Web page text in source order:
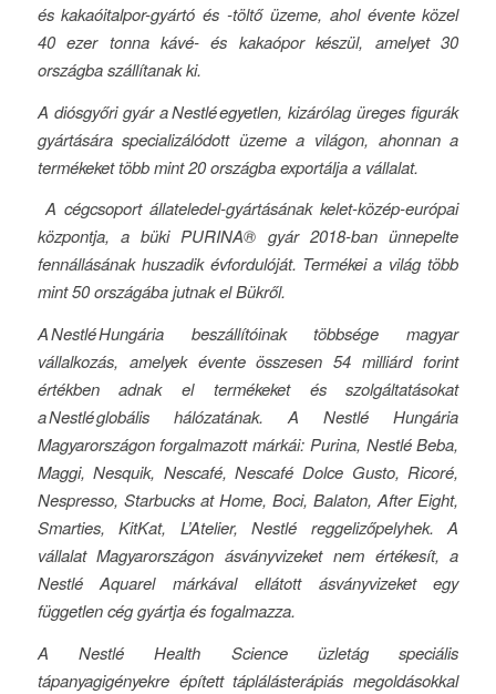
és kakaóitalpor-gyártó és -töltő üzeme, ahol évente közel
40 ezer tonna kávé- és kakaópor készül, amelyet 30
országba szállítanak ki.
A diósgyőri gyár aNestléegyetlen, kizárólag üreges figurák
gyártására specializálódott üzeme a világon, ahonnan a
termékeket több mint 20 országba exportálja a vállalat.
A cégcsoport állateledel-gyártásának kelet-közép-európai
központja, a büki PURINA® gyár 2018-ban ünnepelte
fennállásának huszadik évfordulóját. Termékei a világ több
mint 50 országába jutnak el Bükről.
ANestléHungária beszállítóinak többsége magyar
vállalkozás, amelyek évente összesen 54 milliárd forint
értékben adnak el termékeket és szolgáltatásokat
aNestléglobális hálózatának. A Nestlé Hungária
Magyarországon forgalmazott márkái: Purina, Nestlé Beba,
Maggi, Nesquik, Nescafé, Nescafé Dolce Gusto, Ricoré,
Nespresso, Starbucks at Home, Boci, Balaton, After Eight,
Smarties, KitKat, L’Atelier, Nestlé reggelizőpelyhek. A
vállalat Magyarországon ásványvizeket nem értékesít, a
Nestlé Aquarel márkával ellátott ásványvizeket egy
független cég gyártja és fogalmazza.
A Nestlé Health Science üzletág speciális
tápanyagigényekre épített táplálásterápiás megoldásokkal